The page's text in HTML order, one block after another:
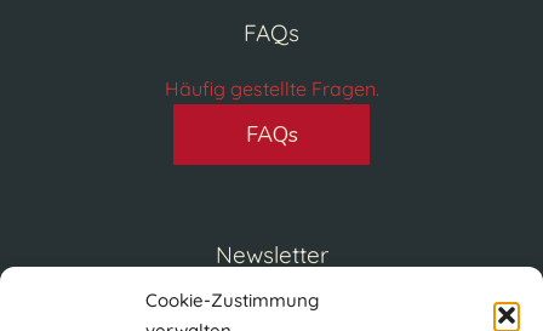
Cookie-Zustimmung
FAQs
Häufig gestellte Fragen.
FAQs
Newsletter
Tragen Sie sich bei unserem Newsletter ein.